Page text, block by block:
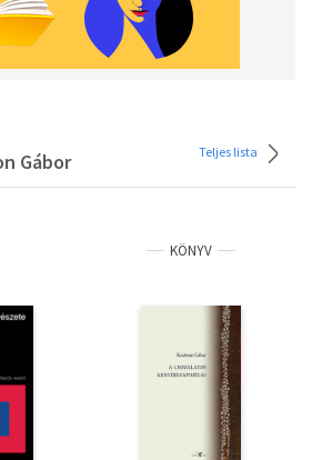
Gábor Teljes lista
KÖNYV